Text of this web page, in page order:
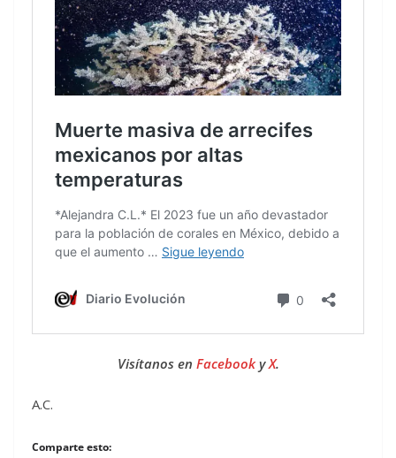
Visítanos en FacebookyX.
A.C.
Comparte esto: